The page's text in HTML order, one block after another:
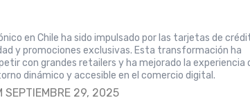
en Chile ha sido impulsado por las tarjetas de
y promociones exclusivas. Esta transformación ha
con grandes retailers y ha mejorado la experiencia
dinámico y accesible en el comercio digital.
SEPTIEMBRE 29, 2025